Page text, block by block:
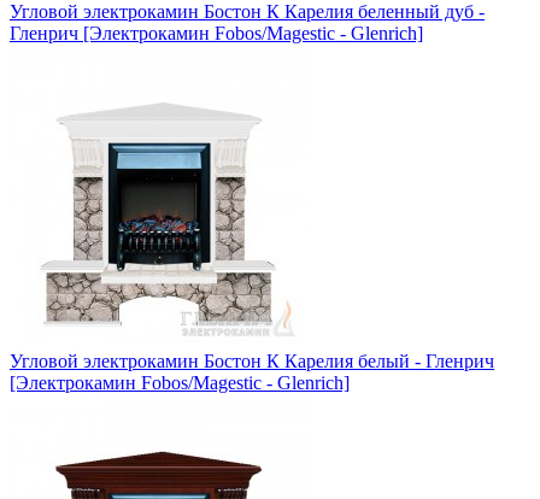
Угловой электрокамин Бостон К Карелия беленный дуб -
Гленрич [Электрокамин Fobos/Magestic - Glenrich]
Угловой электрокамин Бостон К Карелия белый - Гленрич
[Электрокамин Fobos/Magestic - Glenrich]